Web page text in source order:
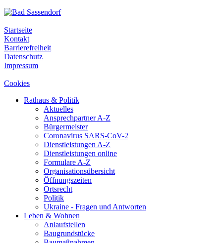
Startseite
Kontakt
Barrierefreiheit
Datenschutz
Impressum
Cookies
Rathaus & Politik
Aktuelles
Ansprechpartner A-Z
Bürgermeister
Coronavirus SARS-CoV-2
Dienstleistungen A-Z
Dienstleistungen online
Formulare A-Z
Organisationsübersicht
Öffnungszeiten
Ortsrecht
Politik
Ukraine - Fragen und Antworten
Leben & Wohnen
Anlaufstellen
Baugrundstücke